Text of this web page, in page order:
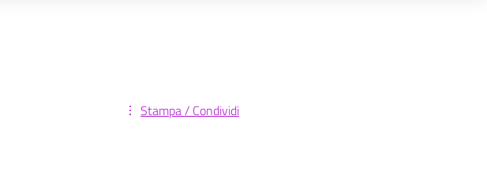
Stampa / Condividi